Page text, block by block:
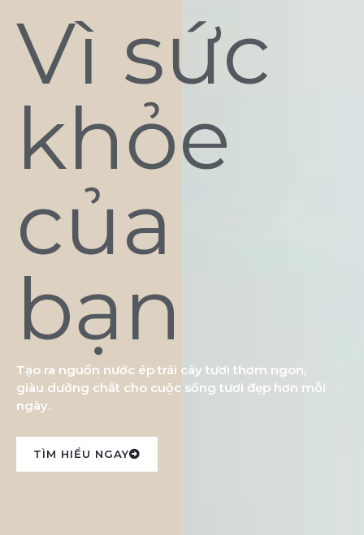
Vì sức
khỏe
của
bạn
Tạo ra nguồn nước ép trái cây tươi thơm ngon,
giàu dưỡng chất cho cuộc sống tươi đẹp hơn mỗi
ngày.
TÌM HIỂU NGAY